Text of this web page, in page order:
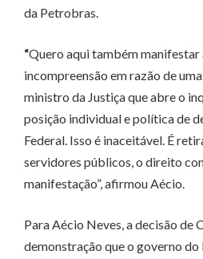
da Petrobras.
“Quero aqui também manifestar
incompreensão em razão de
ministro da Justiça que abre o
posição individual e política de
Federal. Isso é inaceitável. É
servidores públicos, o direito
manifestação”, afirmou Aécio.
Para Aécio Neves, a decisão de
demonstração que o governo